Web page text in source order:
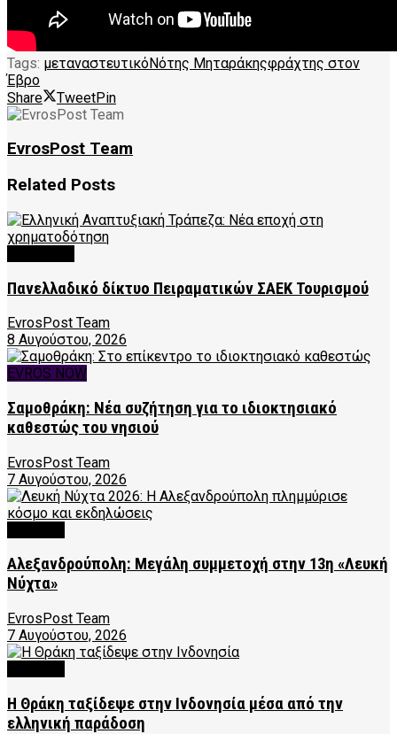
Tags: μεταναστευτικόΝότης Μηταράκηςφράχτης στον
Έβρο
Share
TweetPin
EvrosPost Team
Related Posts
Πανελλαδικό δίκτυο Πειραματικών ΣΑΕΚ Τουρισμού
EvrosPost Team
8 Αυγούστου, 2026
EVROS NOW
Σαμοθράκη: Νέα συζήτηση για το ιδιοκτησιακό
καθεστώς του νησιού
EvrosPost Team
7 Αυγούστου, 2026
Αλεξανδρούπολη: Μεγάλη συμμετοχή στην 13η «Λευκή
Νύχτα»
EvrosPost Team
7 Αυγούστου, 2026
Η Θράκη ταξίδεψε στην Ινδονησία μέσα από την
ελληνική παράδοση